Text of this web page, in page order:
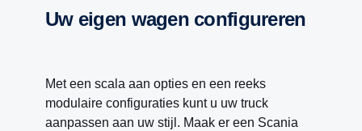
Uw eigen wagen configureren
Met een scala aan opties en een reeks
modulaire configuraties kunt u uw truck
aanpassen aan uw stijl. Maak er een Scania